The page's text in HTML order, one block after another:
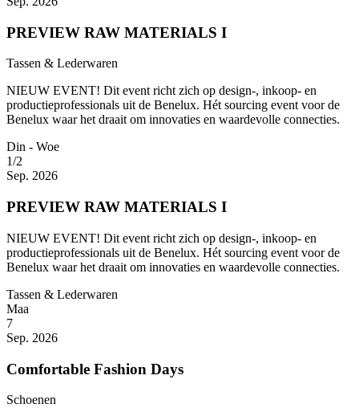
PREVIEW RAW MATERIALS I
Tassen & Lederwaren
NIEUW EVENT! Dit event richt zich op design-, inkoop- en
productieprofessionals uit de Benelux. Hét sourcing event voor de
Benelux waar het draait om innovaties en waardevolle connecties.
Din - Woe
1/2
Sep. 2026
PREVIEW RAW MATERIALS I
NIEUW EVENT! Dit event richt zich op design-, inkoop- en
productieprofessionals uit de Benelux. Hét sourcing event voor de
Benelux waar het draait om innovaties en waardevolle connecties.
Tassen & Lederwaren
Maa
7
Sep. 2026
Comfortable Fashion Days
Schoenen